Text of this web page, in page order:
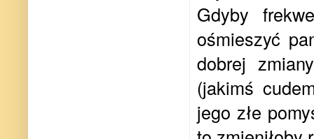
Gdyby
ośmieszyć
dobrej
(jakimś
jego złe